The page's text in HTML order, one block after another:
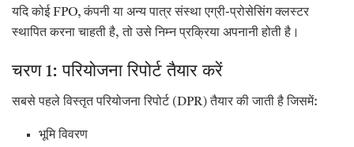
यदि कोई FPO, कंपनी या अन्य पात्र संस्था एग्री-प्रोसेसिंग क्लस्टर
स्थापित करना चाहती है, तो उसे निम्न प्रक्रिया अपनानी होती है।
चरण 1: परियोजना रिपोर्ट तैयार करें
सबसे पहले विस्तृत परियोजना रिपोर्ट (DPR) तैयार की जाती है जिसमें:
भूमि विवरण